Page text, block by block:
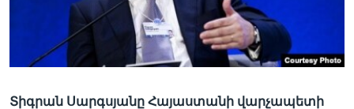
Լեզուներ
Տիգրան Սարգսյանը Հայաստանի վարչապետի